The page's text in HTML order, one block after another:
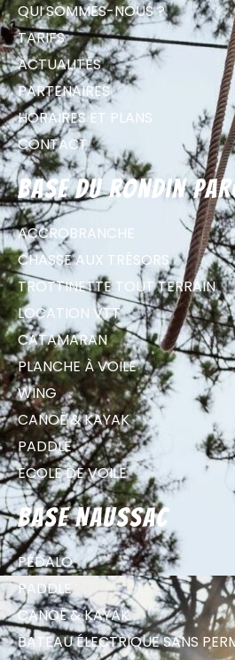
QUI SOMMES-NOUS ?
TARIFS
ACTUALITÉS
PARTENAIRES
HORAIRES ET PLANS
CONTACT
Base du Rondin
ACCROBRANCHE
CHASSE AUX TRÉSORS
TROTTINETTE TOUT TERRAIN
LOCATION VTT
CATAMARAN
PLANCHE À VOILE
WING
CANOË & KAYAK
PADDLE
ECOLE DE VOILE
Base Naussac
PÉDALO
PADDLE
CANOË & KAYAK
BATEAU ÉLECTRIQUE SANS